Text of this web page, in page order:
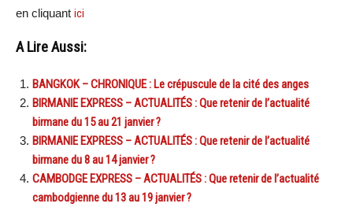
en cliquant ici
A Lire Aussi:
BANGKOK – CHRONIQUE : Le crépuscule de la cité des anges
BIRMANIE EXPRESS – ACTUALITÉS : Que retenir de l’actualité
birmane du 15 au 21 janvier ?
BIRMANIE EXPRESS – ACTUALITÉS : Que retenir de l’actualité
birmane du 8 au 14 janvier ?
CAMBODGE EXPRESS – ACTUALITÉS : Que retenir de l’actualité
cambodgienne du 13 au 19 janvier ?